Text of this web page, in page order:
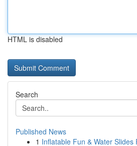
HTML is disabled
Search
Published News
1 Inflatable Fun & Water Slides